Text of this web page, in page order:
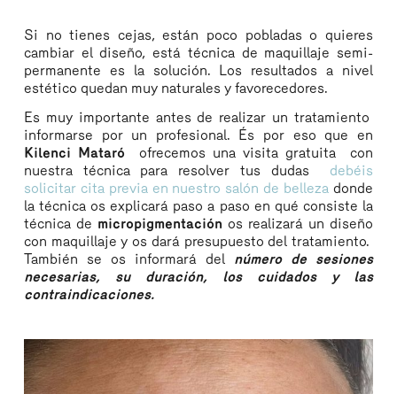
Si no tienes cejas, están poco pobladas o quieres
cambiar el diseño, está técnica de maquillaje semi-
permanente es la solución. Los resultados a nivel
estético quedan muy naturales y favorecedores.
Es muy importante antes de realizar un tratamiento
informarse por un profesional. És por eso que en
Kilenci Mataró ofrecemos una visita gratuita con
nuestra técnica para resolver tus dudas debéis
solicitar cita previa en nuestro salón de belleza donde
la técnica os explicará paso a paso en qué consiste la
técnica de micropigmentación os realizará un diseño
con maquillaje y os dará presupuesto del tratamiento.
También se os informará del número de sesiones
necesarias, su duración, los cuidados y las
contraindicaciones.